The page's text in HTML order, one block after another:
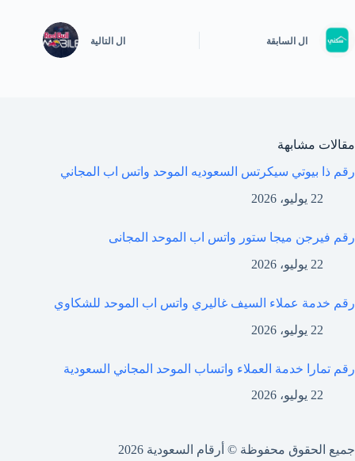
ال السابقة ال التالية
مقالات مشابهة
رقم ذا بيوتي سيكرتس السعوديه الموحد واتس اب المجاني
22 يوليو، 2026
رقم فيرجن ميجا ستور واتس اب الموحد المجانى
22 يوليو، 2026
رقم خدمة عملاء السيف غاليري واتس اب الموحد للشكاوي
22 يوليو، 2026
رقم تمارا خدمة العملاء واتساب الموحد المجاني السعودية
22 يوليو، 2026
جميع الحقوق محفوظة © أرقام السعودية 2026